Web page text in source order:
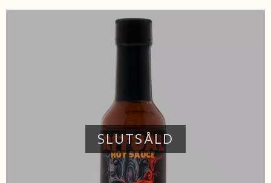
SLUTSÅLD